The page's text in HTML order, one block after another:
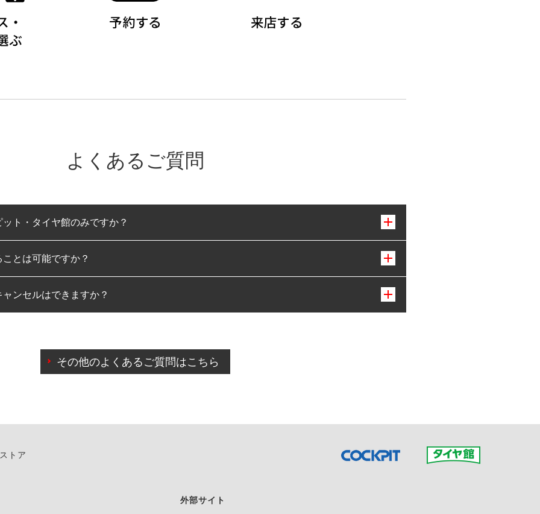
よくあるご質問
ト・タイヤ館のみですか？
みとなります。
とは可能ですか？
可能です。
ンセルはできますか？
によりご予約のキャンセルをご希望の際は、直接ご予約いただいた店舗へご連絡くださ
その他のよくあるご質問はこちら
トア
外部サイト